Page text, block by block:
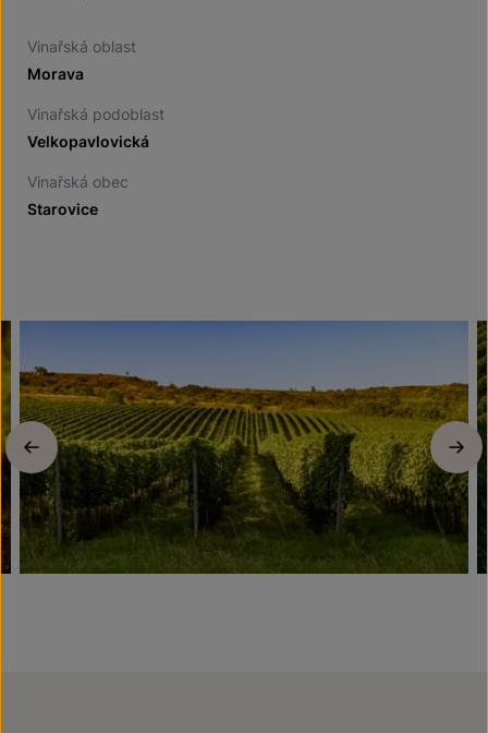
Vinařská oblast
Morava
Vinařská podoblast
Velkopavlovická
Vinařská obec
Starovice
Previous